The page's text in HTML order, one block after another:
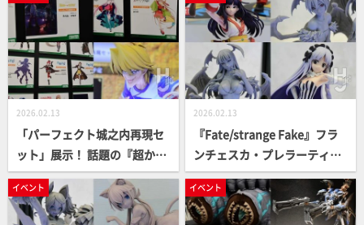
式採用Ver.、『太陽の勇者フ
ァイバード』グレートファイ
バードなど、コトブキヤ最新
キットをピックアップ！【コ
トブキヤコレクション2026】
【コトブキヤコレクション20
26】
2026.02.13
「パーフェクト城之内再現セ
ット」展示！ 話題の『超かぐ
や姫！』かぐや、月見ヤチヨ
や『あおぎり高校』より音霊
魂子、石狩あかり、栗駒こま
2026.02.13
『Fate/strange Fake』フラ
ンチェスカ・プレラーティの
フィギュア化＆デコマスが展
示！『KOF XV』ナコルル、
『ヴァンパイア』モリガン、
イベント イベント